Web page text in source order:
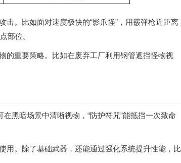
。比如面对速度极快的“影爪怪”，用霰弹枪近距离
部位。
的重要策略。比如在废弃工厂利用钢管遮挡怪物视
黑暗场景中清晰视物，“防护符咒”能抵挡一次致命
用。除了基础武器，还能通过强化系统提升性能，比